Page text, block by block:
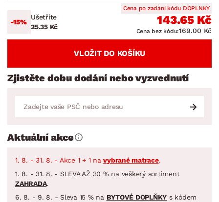
-15%
Ušetříte
25.35 Kč
Cena po zadání kódu DOPLNKY
143.65 Kč
Cena bez kódu:169.00 Kč
VLOŽIT DO KOŠÍKU
Zjistěte dobu dodání nebo vyzvednutí
Aktuální akce
1. 8. - 31. 8. - Akce 1 + 1 navybrané matrace.
1. 8. - 31. 8. - SLEVA AŽ 30 % na veškerý sortiment
ZAHRADA.
6. 8. - 9. 8. - Sleva 15 % na BYTOVÉ DOPLŇKY s kódem